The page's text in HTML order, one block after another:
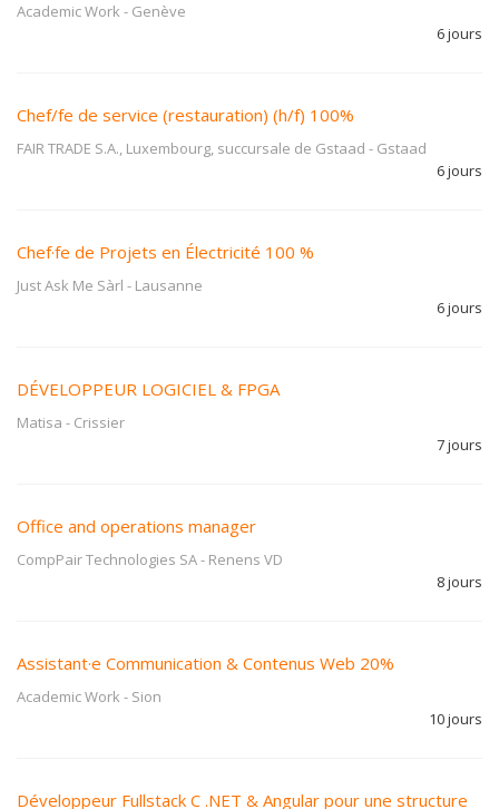
Academic Work - Genève
6 jours
Chef/fe de service (restauration) (h/f) 100%
FAIR TRADE S.A., Luxembourg, succursale de Gstaad - Gstaad
6 jours
Chef·fe de Projets en Électricité 100 %
Just Ask Me Sàrl - Lausanne
6 jours
DÉVELOPPEUR LOGICIEL & FPGA
Matisa - Crissier
7 jours
Office and operations manager
CompPair Technologies SA- Renens VD
8 jours
Assistant·e Communication & Contenus Web 20%
Academic Work - Sion
10 jours
Développeur Fullstack C .NET & Angular pour une structure